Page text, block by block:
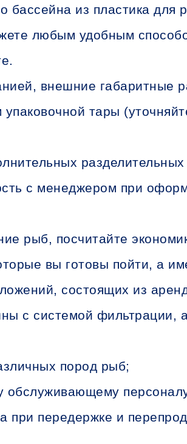
бассейна из пластика для
любым удобным
внешние габаритные
тары
разделительных
с менеджером при
рыб, посчитайте
вы готовы пойти, а
состоящих из
с системой фильтрации,
пород рыб;
обслуживающему
при передержке и